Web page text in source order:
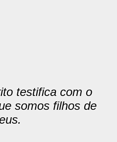
testifica com o
somos filhos de